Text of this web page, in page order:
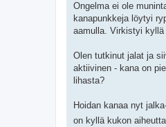
Ongelma ei ole
kanapunkkeja löytyi
aamulla. Virkistyi
Olen tutkinut jalat ja
aktiivinen - kana on
lihasta?
Hoidan kanaa nyt
on kyllä kukon